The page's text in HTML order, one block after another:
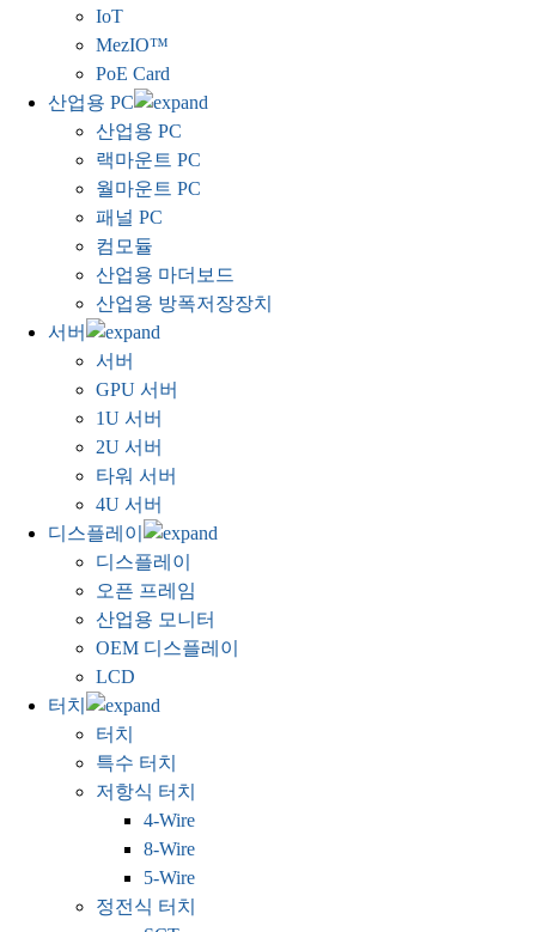
IoT
MezIO™
PoE Card
산업용 PC
산업용 PC
랙마운트 PC
월마운트 PC
패널 PC
컴모듈
산업용 마더보드
산업용 방폭저장장치
서버
서버
GPU 서버
1U 서버
2U 서버
타워 서버
4U 서버
디스플레이
디스플레이
오픈 프레임
산업용 모니터
OEM 디스플레이
LCD
터치
터치
특수 터치
저항식 터치
4-Wire
8-Wire
5-Wire
정전식 터치